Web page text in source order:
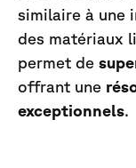
similaire à une
des matériaux
permet de
offrant une
exceptionnels.